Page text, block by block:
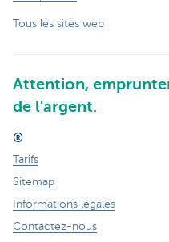
Tous les sites web
Attention,
de l'argent.
®
Tarifs
Sitemap
Informations légales
Contactez-nous